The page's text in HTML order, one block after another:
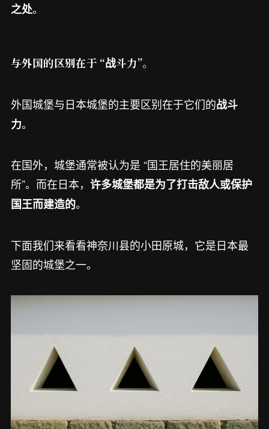
之处。
与外国的区别在于 “战斗力”。
外国城堡与日本城堡的主要区别在于它们的战斗
力。
在国外，城堡通常被认为是 “国王居住的美丽居
所”。而在日本， 许多城堡都是为了打击敌人或保护
国王而建造的。
下面我们来看看神奈川县的小田原城，它是日本最
坚固的城堡之一。